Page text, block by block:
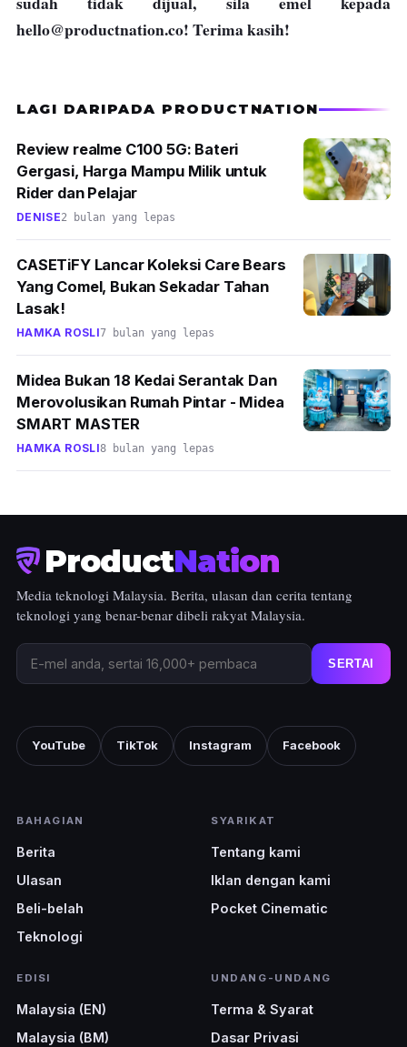
hello@productnation.co! Terima kasih!
LAGI DARIPADA PRODUCTNATION
Review realme C100 5G: Bateri
Gergasi, Harga Mampu Milik untuk
Rider dan Pelajar
DENISE2 bulan yang lepas
CASETiFY Lancar Koleksi Care Bears
Yang Comel, Bukan Sekadar Tahan
Lasak!
HAMKA ROSLI7 bulan yang lepas
Midea Bukan 18 Kedai Serantak Dan
Merovolusikan Rumah Pintar - Midea
SMART MASTER
HAMKA ROSLI8 bulan yang lepas
ProductNation
Media teknologi Malaysia. Berita, ulasan dan cerita tentang
teknologi yang benar-benar dibeli rakyat Malaysia.
SERTAI
YouTube TikTok Instagram Facebook
BAHAGIAN
Berita
Ulasan
Beli-belah
Teknologi
SYARIKAT
Tentang kami
Iklan dengan kami
Pocket Cinematic
EDISI
Malaysia (EN)
Malaysia (BM)
UNDANG-UNDANG
Terma & Syarat
Dasar Privasi